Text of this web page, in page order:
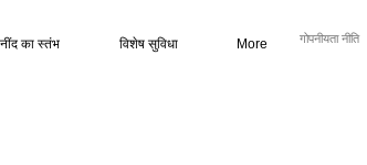
नींद का स्तंभ विशेष सुविधा More गोपनीयता नीति